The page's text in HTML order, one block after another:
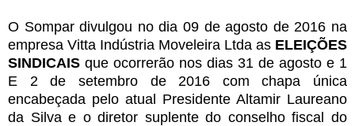
O Sompar divulgou no dia 09 de agosto de 2016 na
empresa Vitta Indústria Moveleira Ltda as ELEIÇÕES
SINDICAIS que ocorrerão nos dias 31 de agosto e 1
E 2 de setembro de 2016 com chapa única
encabeçada pelo atual Presidente Altamir Laureano
da Silva e o diretor suplente do conselho fiscal do